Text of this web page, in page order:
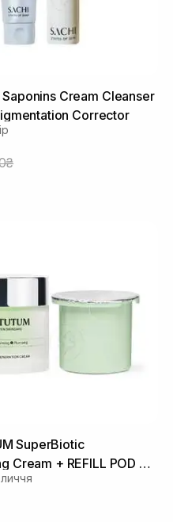
Saponins Cream Cleanser
Corrector
SuperBiotic
Cream + REFILL POD 50